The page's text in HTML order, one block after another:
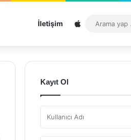
İletişim Sitemap
Kayıt Ol